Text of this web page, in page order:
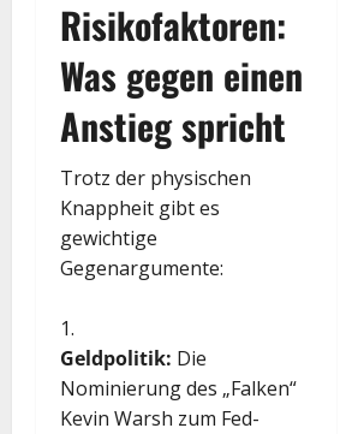
Risikofaktoren:
Was gegen einen
Anstieg spricht
Trotz der physischen
Knappheit gibt es
gewichtige
Gegenargumente:
Geldpolitik: Die
Nominierung des „Falken“
Kevin Warsh zum Fed-